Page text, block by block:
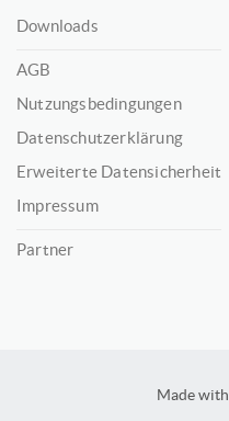
Downloads
AGB
Nutzungsbedingungen
Datenschutzerklärung
Erweiterte Datensicherheit
Impressum
Partner
Made with